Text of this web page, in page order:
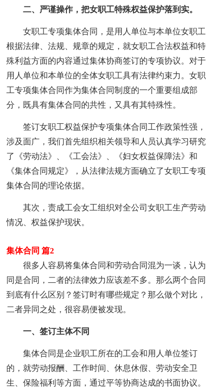
二、严谨操作，把女职工特殊权益保护落到实。
女职工专项集体合同，是用人单位与本单位女职工
根据法律、法规、规章的规定，就女职工合法权益和特
殊利益方面的内容通过集体协商签订的专项协议。对于
用人单位和本单位的全体女职工具有法律约束力。女职
工专项集体合同作为集体合同制度的一个重要组成部
分，既具有集体合同的共性，又具有其特殊性。
签订女职工权益保护专项集体合同工作政策性强，
涉及面广，我们首先组织相关领导和人员认真学习研究
了《劳动法》、《工会法》、《妇女权益保障法》和
《集体合同规定》，从法律法规方面确立了女职工专项
集体合同的理论依据。
其次，责成工会女工组织对全公司女职工生产劳动
情况、权益保护现状。
集体合同 篇2
很多人容易将集体合同和劳动合同混为一谈，认为
同是合同，二者的法律效力应该差不多。那么两个合同
到底有什么区别？签订时有哪些规定？那么做个对比，
二者异同之处，很容易便被发现。
一、签订主体不同
集体合同是企业职工所在的工会和用人单位签订
的，就劳动报酬、工作时间、休息休假、劳动安全卫
生、保险福利等方面，通过平等协商达成的书面协议。